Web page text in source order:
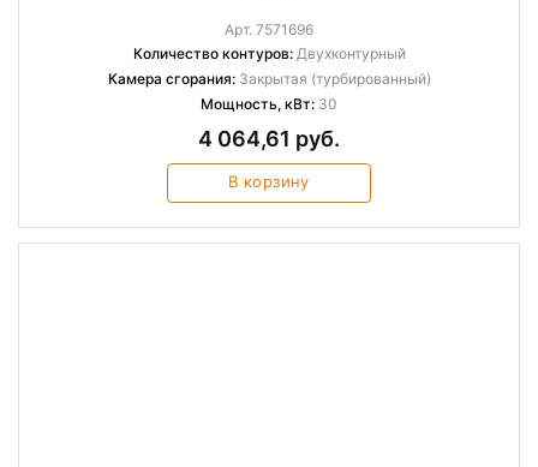
Арт. 7571696
Количество контуров:Двухконтурный
Камера сгорания:Закрытая (турбированный)
Мощность, кВт: 30
4 064,61 руб.
В корзину